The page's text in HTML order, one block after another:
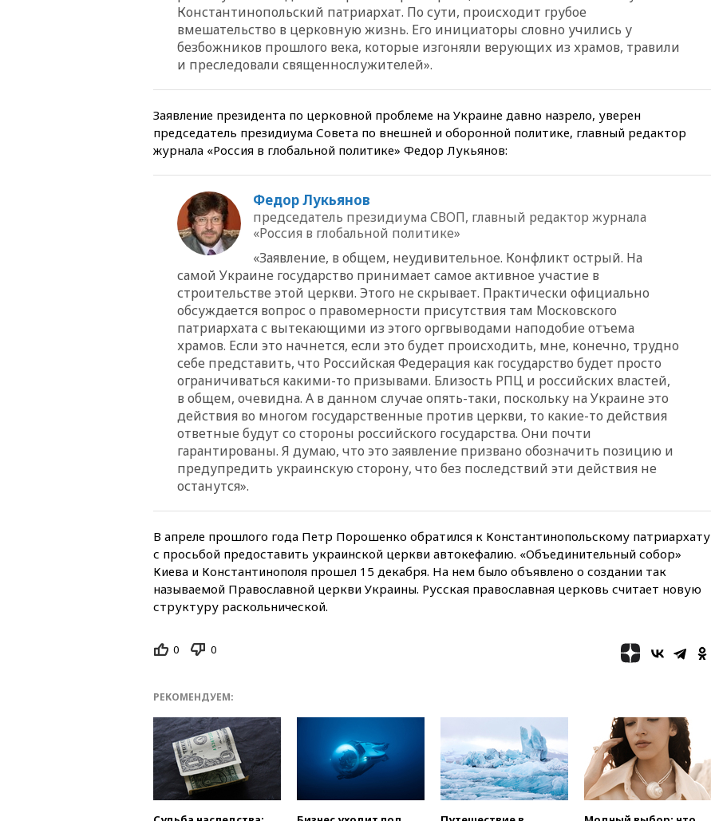
09:25Ильский НПЗ на Кубани
загорелся после падения
обломков дрона
подлете к Москве
08:42Силы ПВО сбили почти
400 БПЛА над российскими
08:16Лукашенко призвал
07:30 Нигерия стала
авиатоплива в Европу
06:30 США и Колумбия
обсуждают координацию
усилий против наркотрафика
05:30 ВМС Испании усилили
присутствие в Сеуте на фоне
миграционного кризиса
03:30В Минстрое сравнили
качество жилья в Нью-Йорке и
России
02:30Трамп попросил
отпустить его с круглого стола
в Госдепе, чтобы «вести
Сеуту на параплане
00:30FT: ЕС не готов принять в
блок Украину из-за уровня
коррупции
выгоду безвизового режима с
скульптуру балерины
вчера, 22:45Литовец
протаранил погранпункт при
попытке попасть в Россию
вчера, 22:28Бессент
анонсировал скорое
Константинопольский патриархат. По сути, происходит грубое
вмешательство в церковную жизнь. Его инициаторы словно учились у
безбожников прошлого века, которые изгоняли верующих из храмов, травили
и преследовали священнослужителей».
Заявление президента по церковной проблеме на Украине давно назрело, уверен
председатель президиума Совета по внешней и оборонной политике, главный редактор
журнала «Россия в глобальной политике» Федор Лукьянов:
Федор Лукьянов
председатель президиума СВОП, главный редактор журнала
«Россия в глобальной политике»
«Заявление, в общем, неудивительное. Конфликт острый. На
самой Украине государство принимает самое активное участие в
строительстве этой церкви. Этого не скрывает. Практически официально
обсуждается вопрос о правомерности присутствия там Московского
патриархата с вытекающими из этого оргвыводами наподобие отъема
храмов. Если это начнется, если это будет происходить, мне, конечно, трудно
себе представить, что Российская Федерация как государство будет просто
ограничиваться какими-то призывами. Близость РПЦ и российских властей,
в общем, очевидна. А в данном случае опять-таки, поскольку на Украине это
действия во многом государственные против церкви, то какие-то действия
ответные будут со стороны российского государства. Они почти
гарантированы. Я думаю, что это заявление призвано обозначить позицию и
предупредить украинскую сторону, что без последствий эти действия не
останутся».
В апреле прошлого года Петр Порошенко обратился к Константинопольскому патриархату
с просьбой предоставить украинской церкви автокефалию. «Объединительный собор»
Киева и Константинополя прошел 15 декабря. На нем было объявлено о создании так
называемой Православной церкви Украины. Русская православная церковь считает новую
структуру раскольнической.
0 0
РЕКОМЕНДУЕМ: